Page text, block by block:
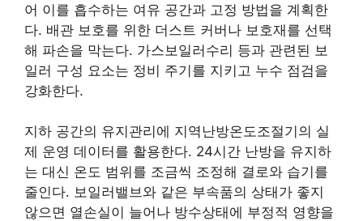
어 이를 흡수하는 여유 공간과 고정 방법을 계획한
다. 배관 보호를 위한 더스트 커버나 보호재를 선택
해 파손을 막는다. 가스보일러수리 등과 관련된 보
일러 구성 요소는 정비 주기를 지키고 누수 점검을
강화한다.
지하 공간의 유지관리에 지역난방온도조절기의 실
제 운영 데이터를 활용한다. 24시간 난방을 유지하
는 대신 온도 범위를 조금씩 조정해 결로와 습기를
줄인다. 보일러밸브와 같은 부속품의 상태가 좋지
않으면 열손실이 늘어나 방수상태에 부정적 영향을